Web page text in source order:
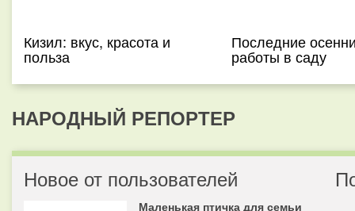
Кизил: вкус, красота и
польза
Последние
работы в саду
НАРОДНЫЙ РЕПОРТЕР
Новое от пользователей
Маленькая птичка для семьи